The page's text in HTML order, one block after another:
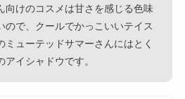
向けのコスメは甘さを感じる色味
ので、クールでかっこいいテイス
ミューテッドサマーさんにはとく
アイシャドウです。